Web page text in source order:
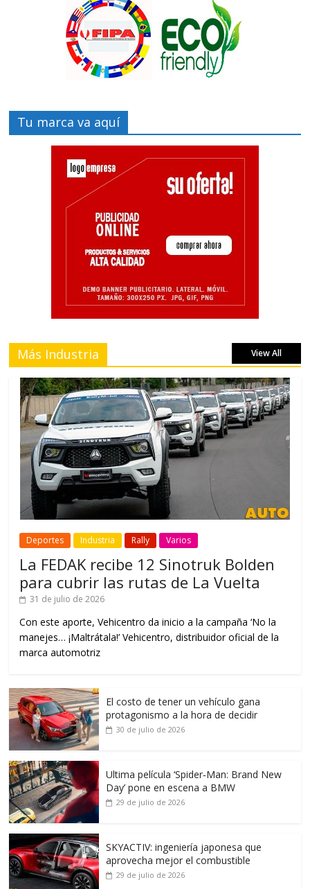
Tu marca va aquí
Más Industria View All
Deportes Industria Rally Varios
La FEDAK recibe 12 Sinotruk Bolden
para cubrir las rutas de La Vuelta
31 de julio de 2026
Con este aporte, Vehicentro da inicio a la campaña ‘No la
manejes… ¡Maltrátala!’ Vehicentro, distribuidor oficial de la
marca automotriz
El costo de tener un vehículo gana
protagonismo a la hora de decidir
30 de julio de 2026
Ultima película ‘Spider‑Man: Brand New
Day’ pone en escena a BMW
29 de julio de 2026
SKYACTIV: ingeniería japonesa que
aprovecha mejor el combustible
29 de julio de 2026